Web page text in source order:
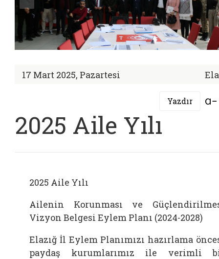
17 Mart 2025, Pazartesi
Yazdır
2025 Aile Yılı
2025 Aile Yılı
Ailenin Korunması ve
Vizyon Belgesi Eylem Planı (2024-2028)
Elazığ İl Eylem Planımızı hazırlama
paydaş kurumlarımız ile verimli